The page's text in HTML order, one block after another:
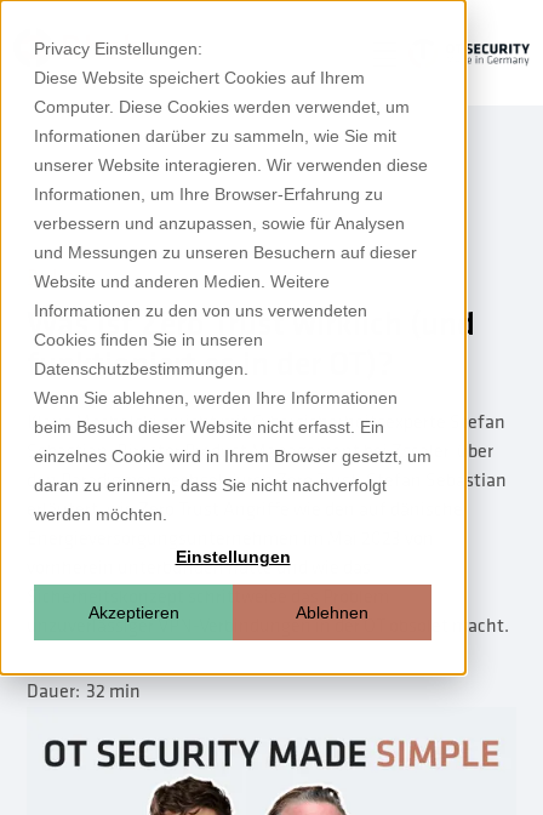
Privacy Einstellungen:
Diese Website speichert Cookies auf Ihrem
Computer. Diese Cookies werden verwendet, um
Informationen darüber zu sammeln, wie Sie mit
unserer Website interagieren. Wir verwenden diese
Informationen, um Ihre Browser-Erfahrung zu
verbessern und anzupassen, sowie für Analysen
und Messungen zu unseren Besuchern auf dieser
Website und anderen Medien. Weitere
Informationen zu den von uns verwendeten
Cookies finden Sie in unseren
Datenschutzbestimmungen.
Wenn Sie ablehnen, werden Ihre Informationen
beim Besuch dieser Website nicht erfasst. Ein
einzelnes Cookie wird in Ihrem Browser gesetzt, um
daran zu erinnern, dass Sie nicht nachverfolgt
werden möchten.
Einstellungen
Akzeptieren Ablehnen
Podcast
Was ist Zero Trust wirklich (und
funktioniert es in der OT)?
Klaus Mochalski spricht mit Cybersicherheitsexperte Stefan
Sebastian, Director Product Management bei Zscaler, über
den Paradigmenwechsel durch Zero Trust. Stefan Sebastian
erläutert, wie Zero Trust Angriffe wie den auf dänische
vornherein unterbunden hätte und wie das
unzuverlässiger VPN-Verbindungen in der OT obsolet macht.
Dauer: 32 min